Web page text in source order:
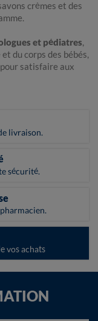
crèmes et des
et pédiatres,
du corps des bébés,
satisfaire aux
livraison.
sécurité.
vos achats